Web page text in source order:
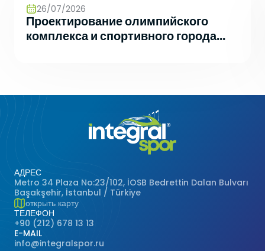
26/07/2026
Проектирование олимпийского
комплекса и спортивного города
АДРЕС
Metro 34 Plaza No:23/102, İOSB Bedrettin Dalan Bulvarı
Başakşehir, İstanbul / Türkiye
открыть карту
ТЕЛЕФОН
+90 (212) 678 13 13
E-MAIL
info@integralspor.ru